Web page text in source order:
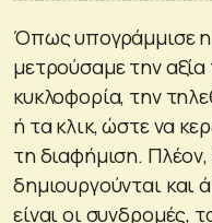
Όπως υπογράμμισε η
μετρούσαμε την
κυκλοφορία, την
ή τα κλικ, ώστε να
τη διαφήμιση.
δημιουργούνται
είναι οι συνδρομές,